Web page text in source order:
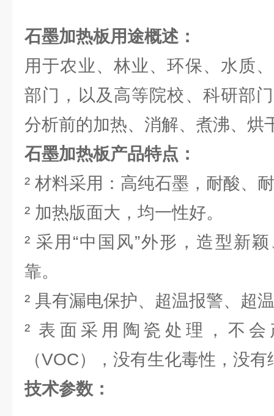
石墨加热板用途概述：
用于农业、林业、环保、水质
部门，以及高等院校、科研部
分析前的加热、消解、煮沸、烘
石墨加热板产品特点：
² 材料采用：高纯石墨，耐酸、
² 加热版面大，均一性好。
² 采用“中国风”外形，造型新
靠。
² 具有漏电保护、超温报警、超
² 表面采用陶瓷处理，不
（VOC），没有生化毒性，没
技术参数：